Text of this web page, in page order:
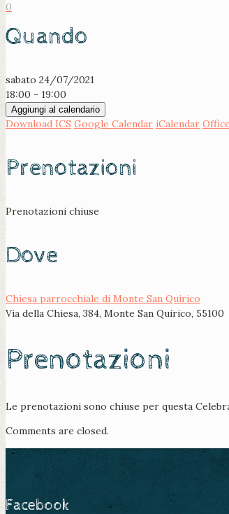
0
Quando
sabato 24/07/2021
18:00 - 19:00
Aggiungi al calendario
Download ICS Google Calendar iCalendar
Prenotazioni
Prenotazioni chiuse
Dove
Chiesa parrocchiale di Monte San Quirico
Via della Chiesa, 384, Monte San Quirico, 55100
Prenotazioni
Le prenotazioni sono chiuse per questa
Comments are closed.
Facebook